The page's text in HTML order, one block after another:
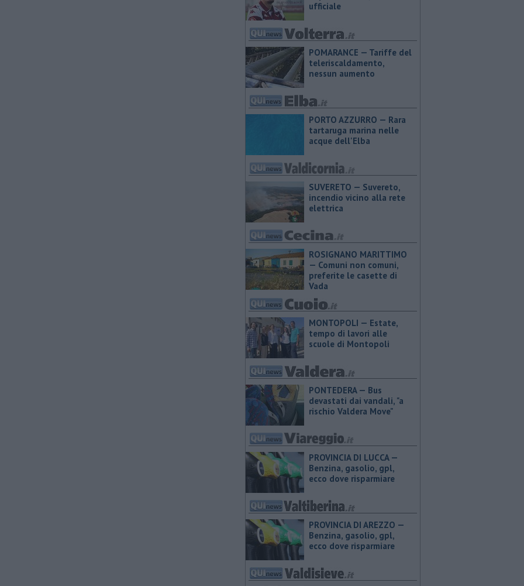
ufficiale
POMARANCE — Tariffe del
teleriscaldamento,
nessun aumento
PORTO AZZURRO — Rara
tartaruga marina nelle
acque dell'Elba
SUVERETO — Suvereto,
incendio vicino alla rete
elettrica
ROSIGNANO MARITTIMO
— Comuni non comuni,
preferite le casette di
Vada
MONTOPOLI — Estate,
tempo di lavori alle
scuole di Montopoli
PONTEDERA — Bus
devastati dai vandali, "a
rischio Valdera Move"
PROVINCIA DI LUCCA — ​
Benzina, gasolio, gpl,
ecco dove risparmiare
PROVINCIA DI AREZZO — ​
Benzina, gasolio, gpl,
ecco dove risparmiare